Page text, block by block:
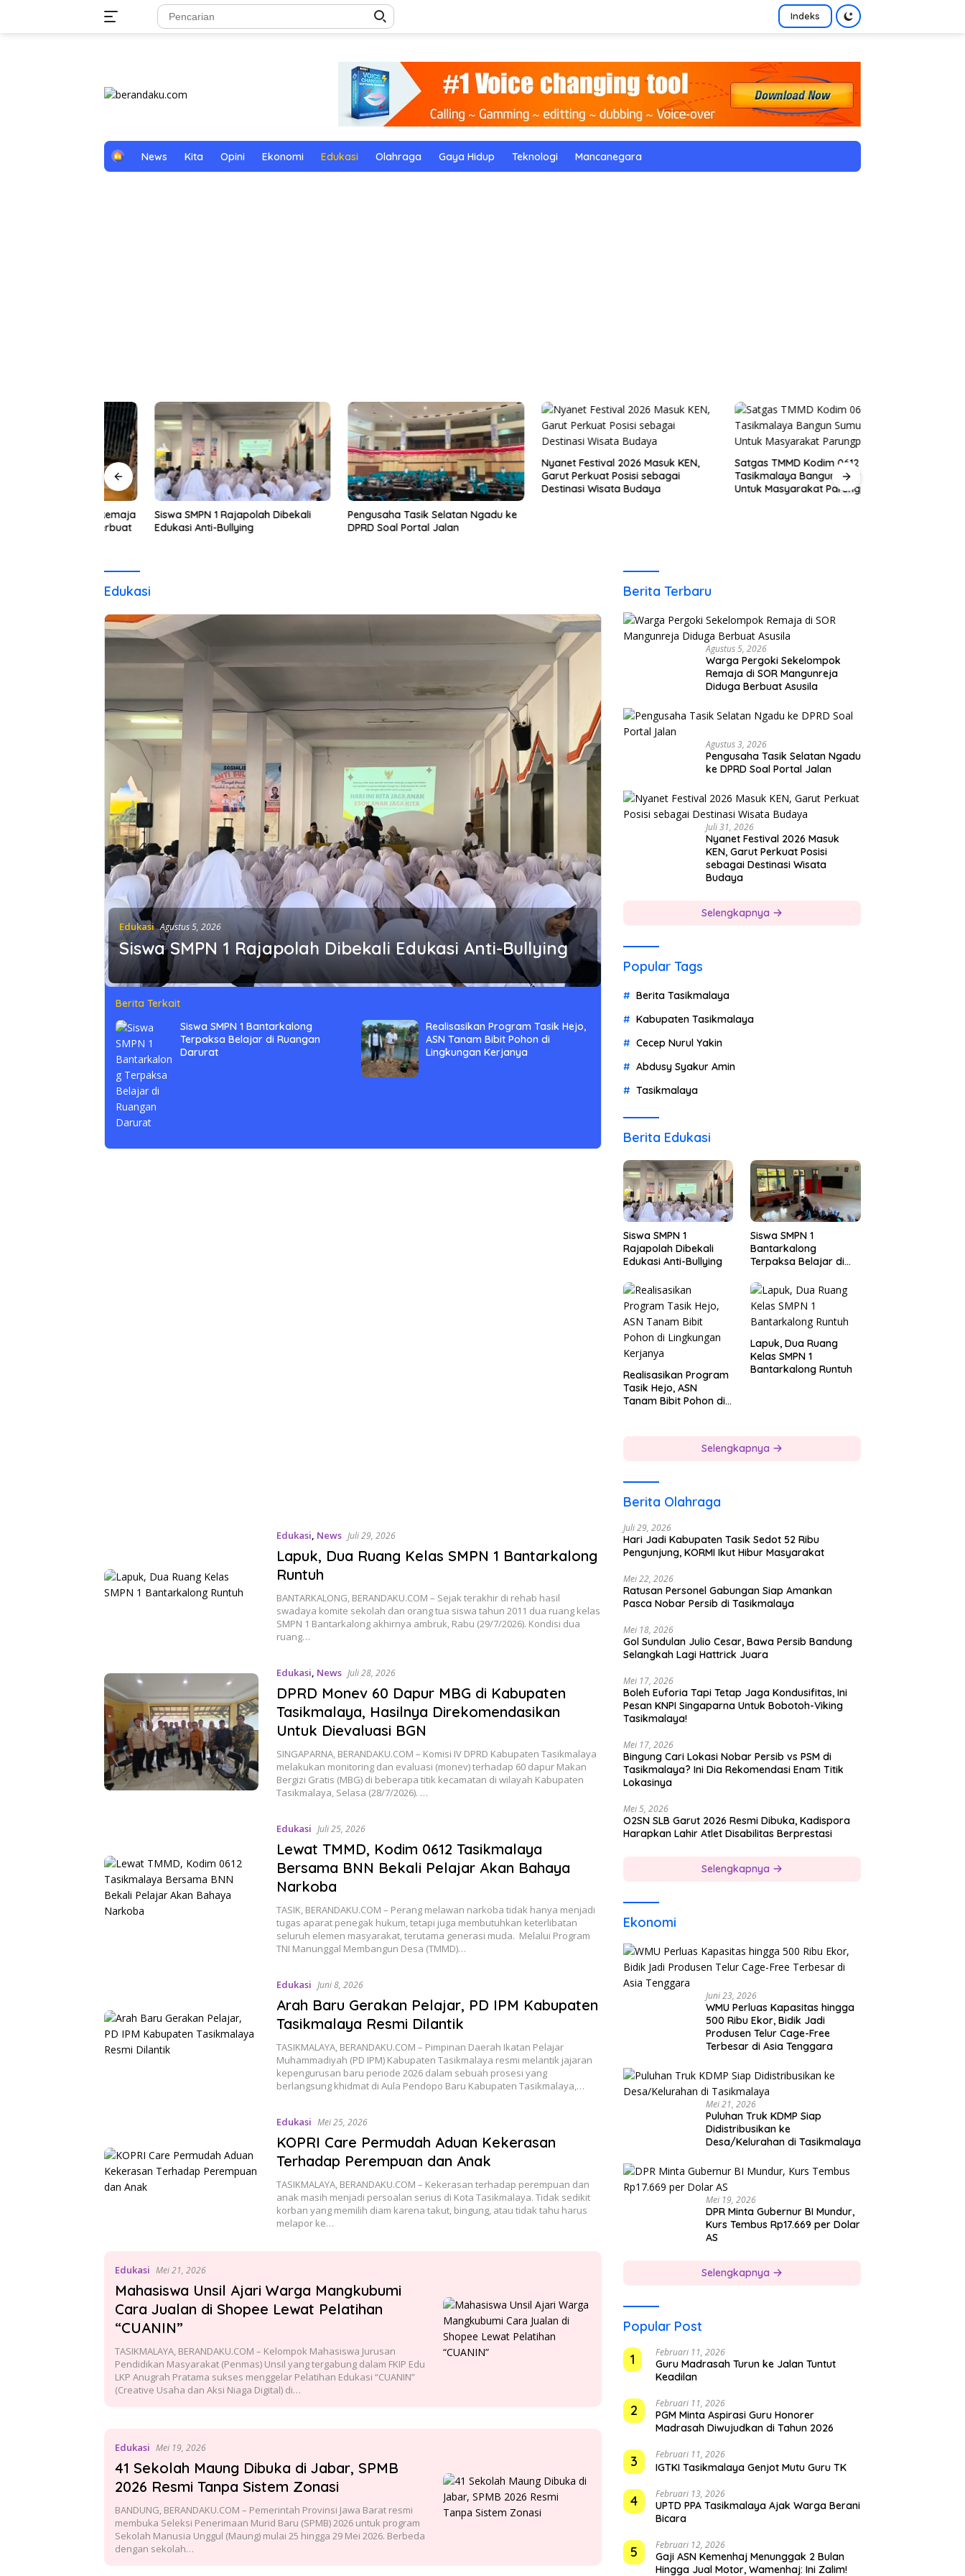
Indeks
H
News Kita Opini Ekonomi Edukasi Olahraga Gaya Hidup Teknologi Mancanegara
Siswa SMPN 1 Rajapolah Dibekali
Edukasi Anti-Bullying
Pengusaha Tasik Selatan Ngadu ke
DPRD Soal Portal Jalan
Nyanet Festival 2026 Masuk KEN,
Garut Perkuat Posisi sebagai
Destinasi Wisata Budaya
Satgas TMMD Kodim 0612
Tasikmalaya Bangun Sumur Bor
Untuk Masyarakat Parungponteng
Edukasi
Edukasi Agustus 5, 2026
Siswa SMPN 1 Rajapolah Dibekali Edukasi Anti-Bullying
Berita Terkait
Siswa SMPN 1 Bantarkalong
Terpaksa Belajar di Ruangan
Darurat
Realisasikan Program Tasik Hejo,
ASN Tanam Bibit Pohon di
Lingkungan Kerjanya
Edukasi, News Juli 29, 2026
Lapuk, Dua Ruang Kelas SMPN 1 Bantarkalong
Runtuh
BANTARKALONG, BERANDAKU.COM – Sejak terakhir di rehab hasil
swadaya komite sekolah dan orang tua siswa tahun 2011 dua ruang kelas
SMPN 1 Bantarkalong akhirnya ambruk, Rabu (29/7/2026). Kondisi dua
ruang…
Edukasi, News Juli 28, 2026
DPRD Monev 60 Dapur MBG di Kabupaten
Tasikmalaya, Hasilnya Direkomendasikan
Untuk Dievaluasi BGN
SINGAPARNA, BERANDAKU.COM – Komisi IV DPRD Kabupaten Tasikmalaya
melakukan monitoring dan evaluasi (monev) terhadap 60 dapur Makan
Bergizi Gratis (MBG) di beberapa titik kecamatan di wilayah Kabupaten
Tasikmalaya, Selasa (28/7/2026). …
Edukasi Juli 25, 2026
Lewat TMMD, Kodim 0612 Tasikmalaya
Bersama BNN Bekali Pelajar Akan Bahaya
Narkoba
TASIK, BERANDAKU.COM – Perang melawan narkoba tidak hanya menjadi
tugas aparat penegak hukum, tetapi juga membutuhkan keterlibatan
seluruh elemen masyarakat, terutama generasi muda. Melalui Program
TNI Manunggal Membangun Desa (TMMD)…
Edukasi Juni 8, 2026
Arah Baru Gerakan Pelajar, PD IPM Kabupaten
Tasikmalaya Resmi Dilantik
TASIKMALAYA, BERANDAKU.COM – Pimpinan Daerah Ikatan Pelajar
Muhammadiyah (PD IPM) Kabupaten Tasikmalaya resmi melantik jajaran
kepengurusan baru periode 2026 dalam sebuah prosesi yang
berlangsung khidmat di Aula Pendopo Baru Kabupaten Tasikmalaya,…
Edukasi Mei 25, 2026
KOPRI Care Permudah Aduan Kekerasan
Terhadap Perempuan dan Anak
TASIKMALAYA, BERANDAKU.COM – Kekerasan terhadap perempuan dan
anak masih menjadi persoalan serius di Kota Tasikmalaya. Tidak sedikit
korban yang memilih diam karena takut, bingung, atau tidak tahu harus
melapor ke…
Edukasi Mei 21, 2026
Mahasiswa Unsil Ajari Warga Mangkubumi
Cara Jualan di Shopee Lewat Pelatihan
“CUANIN”
TASIKMALAYA, BERANDAKU.COM – Kelompok Mahasiswa Jurusan
Pendidikan Masyarakat (Penmas) Unsil yang tergabung dalam FKIP Edu
LKP Anugrah Pratama sukses menggelar Pelatihan Edukasi “CUANIN”
(Creative Usaha dan Aksi Niaga Digital) di…
Edukasi Mei 19, 2026
41 Sekolah Maung Dibuka di Jabar, SPMB
2026 Resmi Tanpa Sistem Zonasi
BANDUNG, BERANDAKU.COM – Pemerintah Provinsi Jawa Barat resmi
membuka Seleksi Penerimaan Murid Baru (SPMB) 2026 untuk program
Sekolah Manusia Unggul (Maung) mulai 25 hingga 29 Mei 2026. Berbeda
dengan sekolah…
Berita Terbaru
Agustus 5, 2026
Warga Pergoki Sekelompok
Remaja di SOR Mangunreja
Diduga Berbuat Asusila
Agustus 3, 2026
Pengusaha Tasik Selatan Ngadu
ke DPRD Soal Portal Jalan
Juli 31, 2026
Nyanet Festival 2026 Masuk
KEN, Garut Perkuat Posisi
sebagai Destinasi Wisata
Budaya
Selengkapnya
Popular Tags
Berita Tasikmalaya
Kabupaten Tasikmalaya
Cecep Nurul Yakin
Abdusy Syakur Amin
Tasikmalaya
Berita Edukasi
Siswa SMPN 1
Rajapolah Dibekali
Edukasi Anti-Bullying
Siswa SMPN 1
Bantarkalong
Terpaksa Belajar di
Realisasikan Program
Tasik Hejo, ASN
Tanam Bibit Pohon di
Lapuk, Dua Ruang
Kelas SMPN 1
Bantarkalong Runtuh
Selengkapnya
Berita Olahraga
Juli 29, 2026
Hari Jadi Kabupaten Tasik Sedot 52 Ribu
Pengunjung, KORMI Ikut Hibur Masyarakat
Mei 22, 2026
Ratusan Personel Gabungan Siap Amankan
Pasca Nobar Persib di Tasikmalaya
Mei 18, 2026
Gol Sundulan Julio Cesar, Bawa Persib Bandung
Selangkah Lagi Hattrick Juara
Mei 17, 2026
Boleh Euforia Tapi Tetap Jaga Kondusifitas, Ini
Pesan KNPI Singaparna Untuk Bobotoh-Viking
Tasikmalaya!
Mei 17, 2026
Bingung Cari Lokasi Nobar Persib vs PSM di
Tasikmalaya? Ini Dia Rekomendasi Enam Titik
Lokasinya
Mei 5, 2026
O2SN SLB Garut 2026 Resmi Dibuka, Kadispora
Harapkan Lahir Atlet Disabilitas Berprestasi
Selengkapnya
Ekonomi
Juni 23, 2026
WMU Perluas Kapasitas hingga
500 Ribu Ekor, Bidik Jadi
Produsen Telur Cage-Free
Terbesar di Asia Tenggara
Mei 21, 2026
Puluhan Truk KDMP Siap
Didistribusikan ke
Desa/Kelurahan di Tasikmalaya
Mei 19, 2026
DPR Minta Gubernur BI Mundur,
Kurs Tembus Rp17.669 per Dolar
AS
Selengkapnya
Popular Post
1
Februari 11, 2026
Guru Madrasah Turun ke Jalan Tuntut
Keadilan
2 Februari 11, 2026
PGM Minta Aspirasi Guru Honorer
Madrasah Diwujudkan di Tahun 2026
3 Februari 11, 2026
IGTKI Tasikmalaya Genjot Mutu Guru TK
4 Februari 13, 2026
UPTD PPA Tasikmalaya Ajak Warga Berani
Bicara
5 Februari 12, 2026
Gaji ASN Kemenhaj Menunggak 2 Bulan
Hingga Jual Motor, Wamenhaj: Ini Zalim!